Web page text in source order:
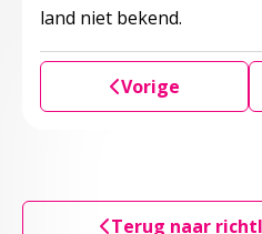
land niet bekend.
Vorige
Terug naar